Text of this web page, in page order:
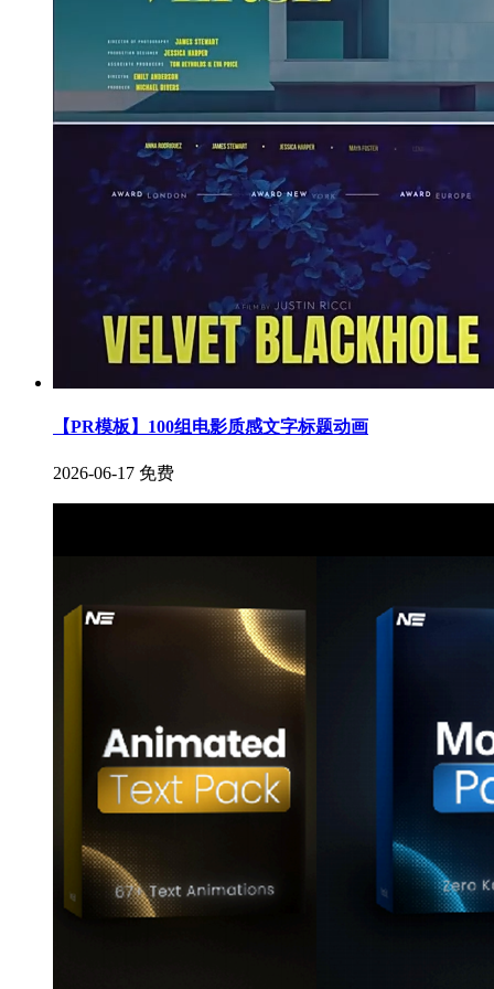
【PR模板】100组电影质感文字标题动画
2026-06-17 免费